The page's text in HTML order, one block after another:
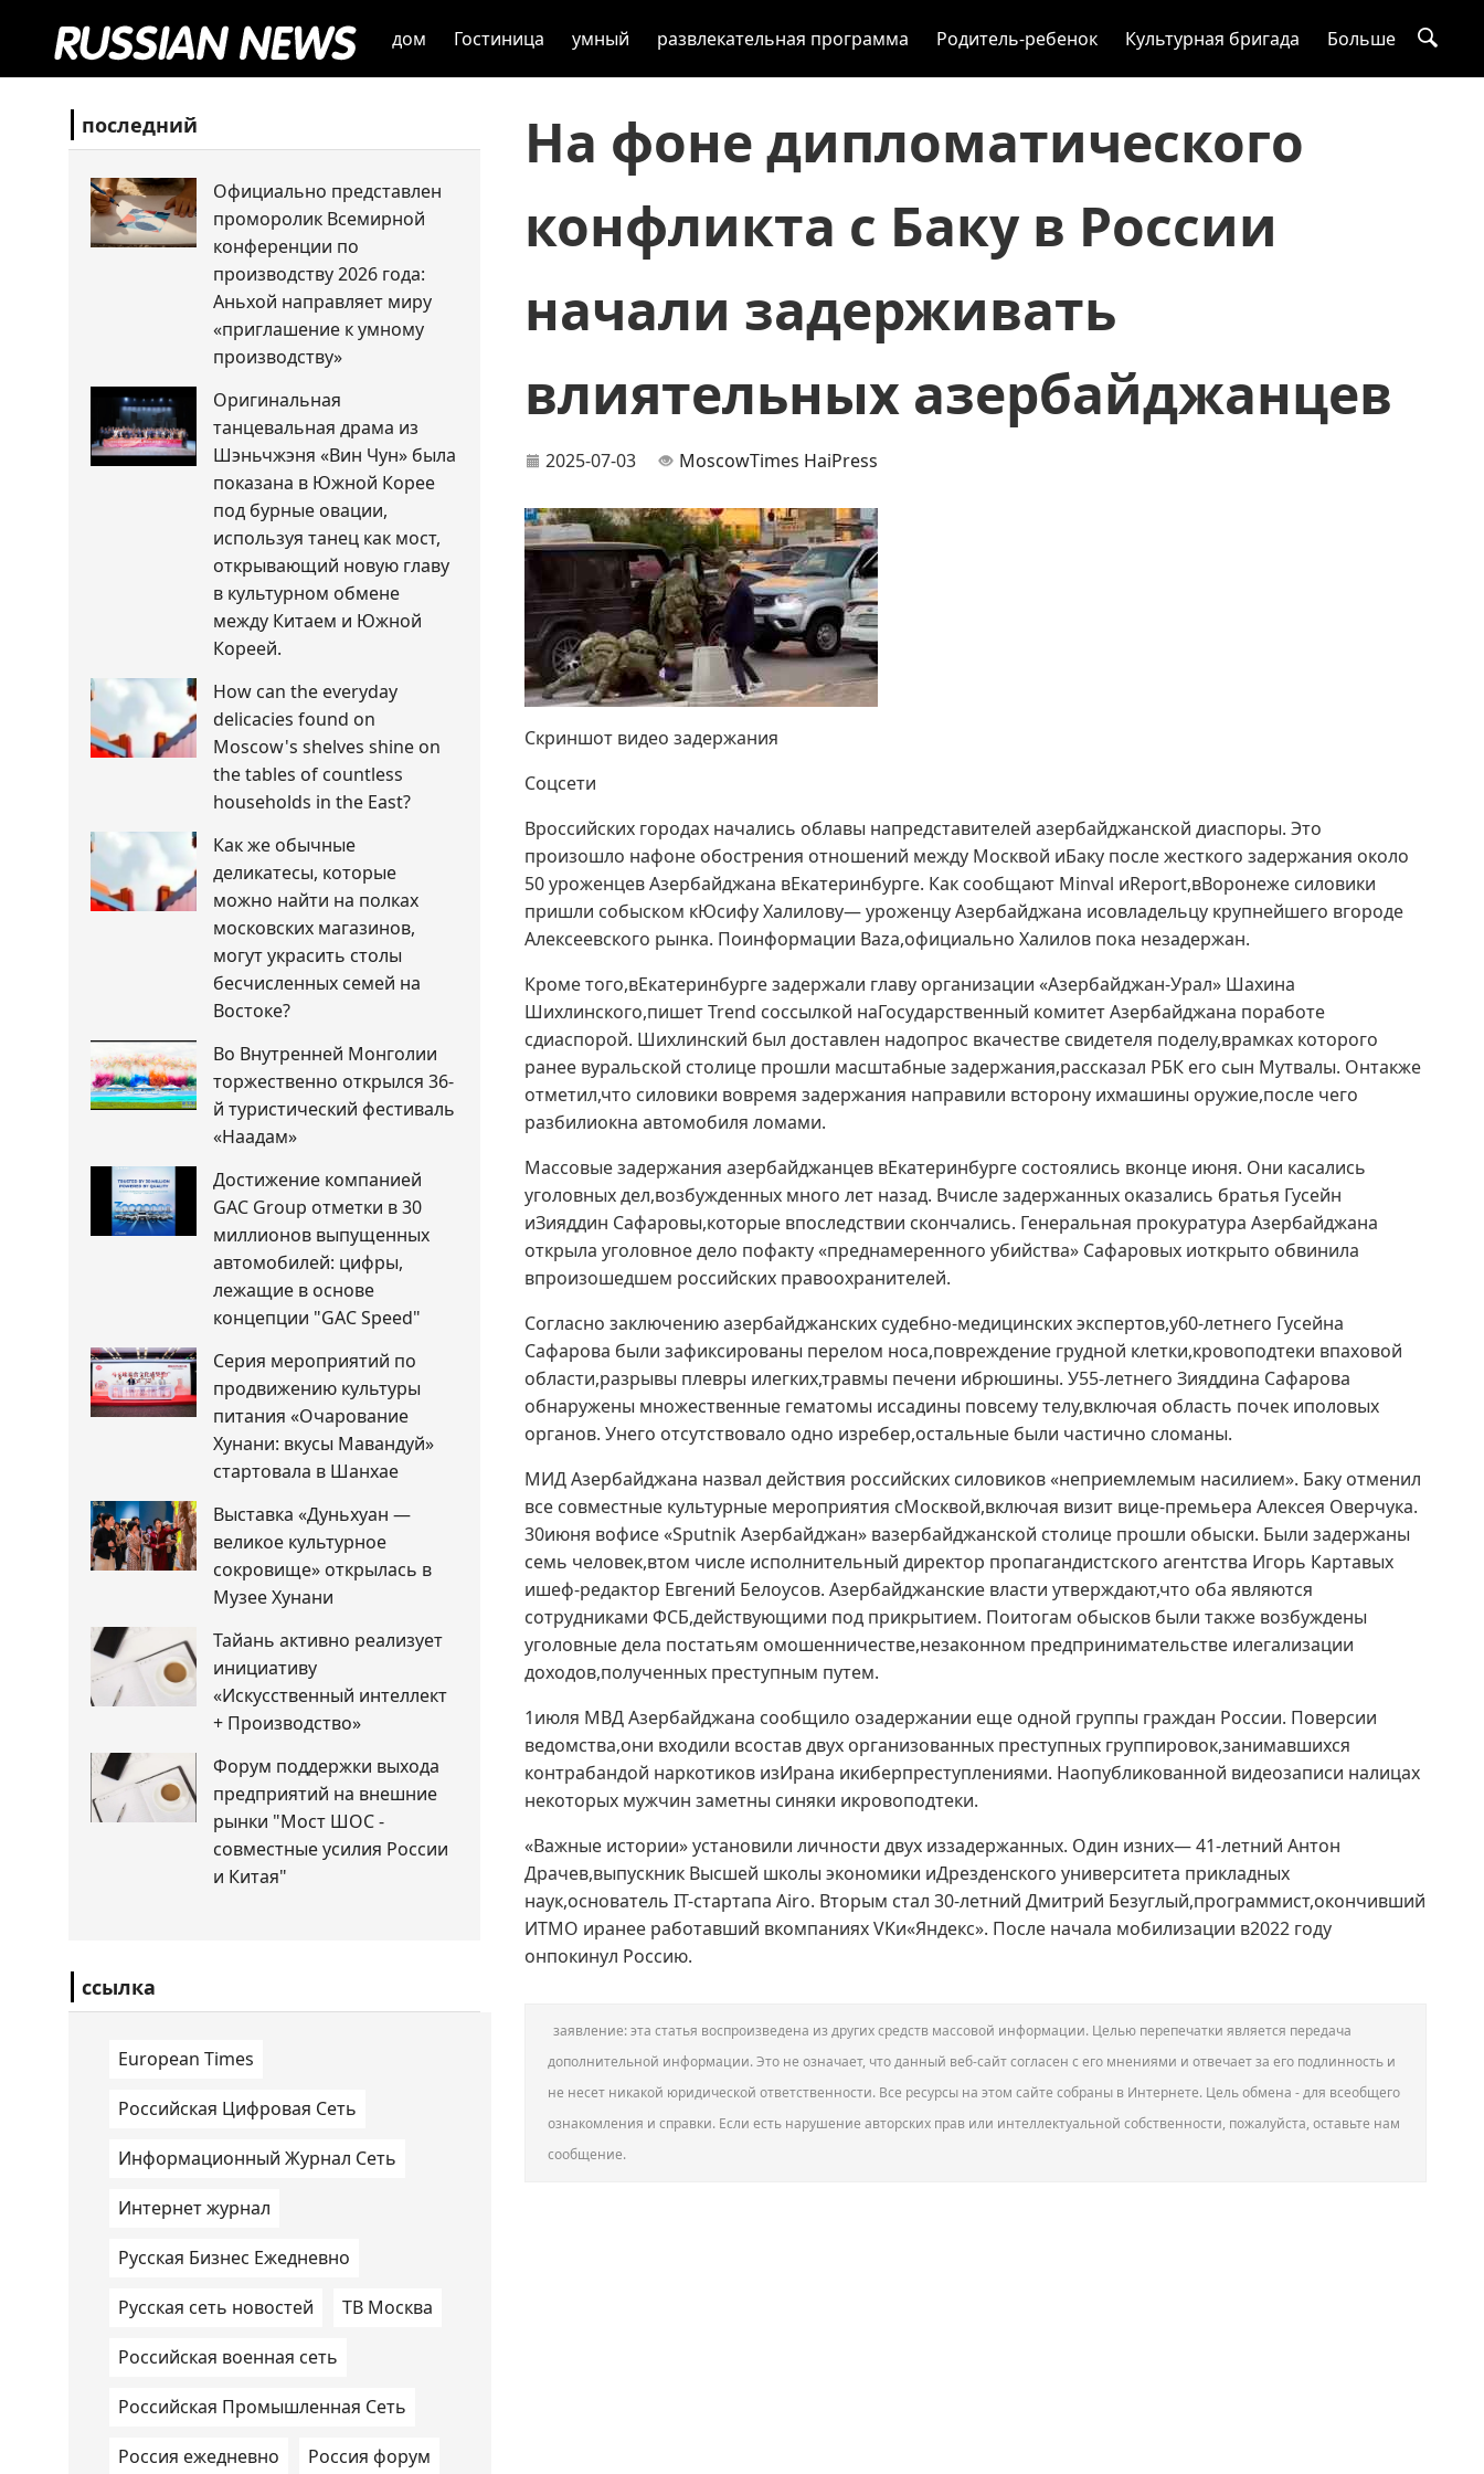
дом Гостиница умный развлекательная программа Родитель-ребенок Культурная бригада Больше
последний
Официально представлен
проморолик Всемирной
конференции по
производству 2026 года:
Аньхой направляет миру
«приглашение к умному
производству»
Оригинальная
танцевальная драма из
Шэньчжэня «Вин Чун» была
показана в Южной Корее
под бурные овации,
используя танец как мост,
открывающий новую главу
в культурном обмене
между Китаем и Южной
Кореей.
How can the everyday
delicacies found on
Moscow's shelves shine on
the tables of countless
households in the East?
Как же обычные
деликатесы, которые
можно найти на полках
московских магазинов,
могут украсить столы
бесчисленных семей на
Востоке?
Во Внутренней Монголии
торжественно открылся 36-
й туристический фестиваль
«Наадам»
Достижение компанией
GAC Group отметки в 30
миллионов выпущенных
автомобилей: цифры,
лежащие в основе
концепции "GAC Speed"
Серия мероприятий по
продвижению культуры
питания «Очарование
Хунани: вкусы Мавандуй»
стартовала в Шанхае
Выставка «Дуньхуан —
великое культурное
сокровище» открылась в
Музее Хунани
Тайань активно реализует
инициативу
«Искусственный интеллект
+ Производство»
Форум поддержки выхода
предприятий на внешние
рынки "Мост ШОС -
совместные усилия России
и Китая"
ссылка
European Times
Российская Цифровая Сеть
Информационный Журнал Сеть
Интернет журнал
Русская Бизнес Ежедневно
Русская сеть новостей ТВ Москва
Российская военная сеть
Российская Промышленная Сеть
Россия ежедневно Россия форум
На фоне дипломатического
конфликта с Баку в России
начали задерживать
влиятельных азербайджанцев
2025-07-03 MoscowTimes HaiPress
Скриншот видео задержания
Соцсети
Вроссийских городах начались облавы напредставителей азербайджанской диаспоры. Это
произошло нафоне обострения отношений между Москвой иБаку после жесткого задержания около
50 уроженцев Азербайджана вЕкатеринбурге. Как сообщают Minval иReport,вВоронеже силовики
пришли собыском кЮсифу Халилову— уроженцу Азербайджана исовладельцу крупнейшего вгороде
Алексеевского рынка. Поинформации Baza,официально Халилов пока незадержан.
Кроме того,вЕкатеринбурге задержали главу организации «Азербайджан-Урал» Шахина
Шихлинского,пишет Trend соссылкой наГосударственный комитет Азербайджана поработе
сдиаспорой. Шихлинский был доставлен надопрос вкачестве свидетеля поделу,врамках которого
ранее вуральской столице прошли масштабные задержания,рассказал РБК его сын Мутвалы. Онтакже
отметил,что силовики вовремя задержания направили всторону ихмашины оружие,после чего
разбилиокна автомобиля ломами.
Массовые задержания азербайджанцев вЕкатеринбурге состоялись вконце июня. Они касались
уголовных дел,возбужденных много лет назад. Вчисле задержанных оказались братья Гусейн
иЗияддин Сафаровы,которые впоследствии скончались. Генеральная прокуратура Азербайджана
открыла уголовное дело пофакту «преднамеренного убийства» Сафаровых иоткрыто обвинила
впроизошедшем российских правоохранителей.
Согласно заключению азербайджанских судебно-медицинских экспертов,у60-летнего Гусейна
Сафарова были зафиксированы перелом носа,повреждение грудной клетки,кровоподтеки впаховой
области,разрывы плевры илегких,травмы печени ибрюшины. У55-летнего Зияддина Сафарова
обнаружены множественные гематомы иссадины повсему телу,включая область почек иполовых
органов. Унего отсутствовало одно изребер,остальные были частично сломаны.
МИД Азербайджана назвал действия российских силовиков «неприемлемым насилием». Баку отменил
все совместные культурные мероприятия сМосквой,включая визит вице-премьера Алексея Оверчука.
30июня вофисе «Sputnik Азербайджан» вазербайджанской столице прошли обыски. Были задержаны
семь человек,втом числе исполнительный директор пропагандистского агентства Игорь Картавых
ишеф-редактор Евгений Белоусов. Азербайджанские власти утверждают,что оба являются
сотрудниками ФСБ,действующими под прикрытием. Поитогам обысков были также возбуждены
уголовные дела постатьям омошенничестве,незаконном предпринимательстве илегализации
доходов,полученных преступным путем.
1июля МВД Азербайджана сообщило озадержании еще одной группы граждан России. Поверсии
ведомства,они входили всостав двух организованных преступных группировок,занимавшихся
контрабандой наркотиков изИрана икиберпреступлениями. Наопубликованной видеозаписи налицах
некоторых мужчин заметны синяки икровоподтеки.
«Важные истории» установили личности двух иззадержанных. Один изних— 41-летний Антон
Драчев,выпускник Высшей школы экономики иДрезденского университета прикладных
наук,основатель IT-стартапа Airo. Вторым стал 30-летний Дмитрий Безуглый,программист,окончивший
ИТМО иранее работавший вкомпаниях VKи«Яндекс». После начала мобилизации в2022 году
онпокинул Россию.
заявление: эта статья воспроизведена из других средств массовой информации. Целью перепечатки является передача
дополнительной информации. Это не означает, что данный веб-сайт согласен с его мнениями и отвечает за его подлинность и
не несет никакой юридической ответственности. Все ресурсы на этом сайте собраны в Интернете. Цель обмена - для всеобщего
ознакомления и справки. Если есть нарушение авторских прав или интеллектуальной собственности, пожалуйста, оставьте нам
сообщение.